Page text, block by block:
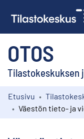
OTOS
Tilastokeskuksen
Kokoelmat
Etusivu